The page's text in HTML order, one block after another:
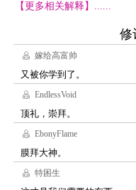
【更多相关解释】......